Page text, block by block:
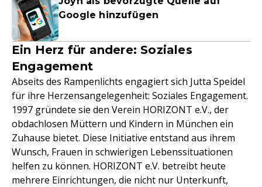
Google hinzufügen
Ein Herz für andere: Soziales
Engagement
Abseits des Rampenlichts engagiert sich Jutta Speidel
für ihre Herzensangelegenheit: Soziales Engagement.
1997 gründete sie den Verein HORIZONT e.V., der
obdachlosen Müttern und Kindern in München ein
Zuhause bietet. Diese Initiative entstand aus ihrem
Wunsch, Frauen in schwierigen Lebenssituationen
helfen zu können. HORIZONT e.V. betreibt heute
mehrere Einrichtungen, die nicht nur Unterkunft,